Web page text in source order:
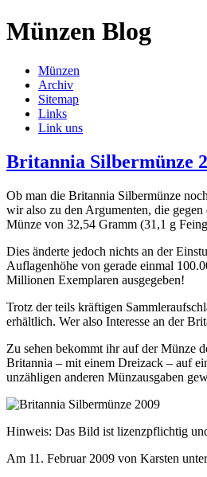
Münzen Blog
Münzen
Archiv
Sitemap
Links
Link uns
Britannia Silbermünze
Ob man die Britannia Silbermünze
wir also zu den Argumenten, die
Münze von 32,54 Gramm (31,1 g
Dies änderte jedoch nichts an der
Auflagenhöhe von gerade einmal
Millionen Exemplaren ausgegeben!
Trotz der teils kräftigen
erhältlich. Wer also Interesse an der
Zu sehen bekommt ihr auf der Münze
Britannia – mit einem Dreizack – auf
unzähligen anderen Münzausgaben
Hinweis: Das Bild ist lizenzpflichtig
Am 11. Februar 2009 von Karsten